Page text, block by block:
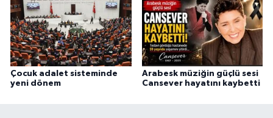
Çocuk adalet sisteminde
yeni dönem
Arabesk müziğin güçlü sesi
Cansever hayatını kaybetti